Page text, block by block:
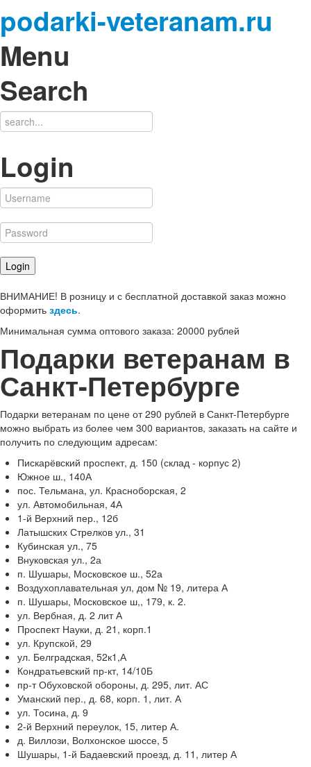
podarki-veteranam.ru
Menu
Search
Login
ВНИМАНИЕ! В розницу и с бесплатной доставкой заказ можно
оформить здесь.
Минимальная сумма оптового заказа: 20000 рублей
Подарки ветеранам в
Санкт-Петербурге
Подарки ветеранам по цене от 290 рублей в Санкт-Петербурге
можно выбрать из более чем 300 вариантов, заказать на сайте и
получить по следующим адресам:
Пискарёвский проспект, д. 150 (склад - корпус 2)
Южное ш., 140А
пос. Тельмана, ул. Красноборская, 2
ул. Автомобильная, 4А
1-й Верхний пер., 12б
Латышских Стрелков ул., 31
Кубинская ул., 75
Внуковская ул., 2а
п. Шушары, Московское ш., 52а
Воздухоплавательная ул, дом № 19, литера А
п. Шушары, Московское ш,, 179, к. 2.
ул. Вербная, д. 2 лит А
Проспект Науки, д. 21, корп.1
ул. Крупской, 29
ул. Белградская, 52к1,А
Кондратьевский пр-кт, 14/10Б
пр-т Обуховской обороны, д. 295, лит. АС
Уманский пер., д. 68, корп. 1, лит. А
ул. Тосина, д. 9
2-й Верхний переулок, 15, литер А.
д. Виллози, Волхонское шоссе, 5
Шушары, 1-й Бадаевский проезд, д. 11, литер А